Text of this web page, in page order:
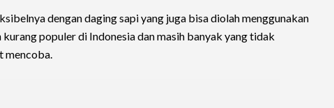
dengan daging sapi yang juga bisa diolah menggunakan
populer di Indonesia dan masih banyak yang tidak
mencoba.